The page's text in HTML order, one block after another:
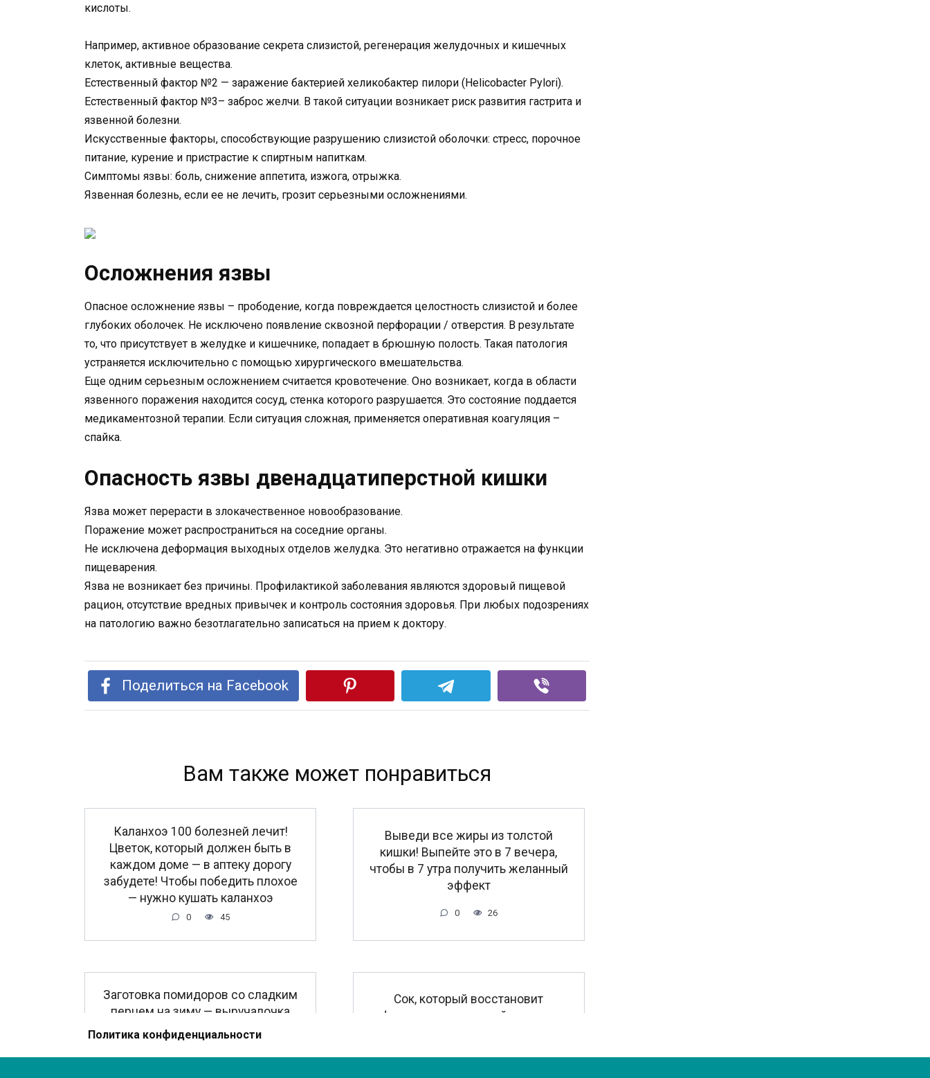
кислоты.
Например, активное образование секрета слизистой, регенерация желудочных и кишечных
клеток, активные вещества.
Естественный фактор №2 — заражение бактерией хеликобактер пилори (Helicobacter Pylori).
Естественный фактор №3– заброс желчи. В такой ситуации возникает риск развития гастрита и
язвенной болезни.
Искусственные факторы, способствующие разрушению слизистой оболочки: стресс, порочное
питание, курение и пристрастие к спиртным напиткам.
Симптомы язвы: боль, снижение аппетита, изжога, отрыжка.
Язвенная болезнь, если ее не лечить, грозит серьезными осложнениями.
Осложнения язвы
Опасное осложнение язвы – прободение, когда повреждается целостность слизистой и более
глубоких оболочек. Не исключено появление сквозной перфорации / отверстия. В результате
то, что присутствует в желудке и кишечнике, попадает в брюшную полость. Такая патология
устраняется исключительно с помощью хирургического вмешательства.
Еще одним серьезным осложнением считается кровотечение. Оно возникает, когда в области
язвенного поражения находится сосуд, стенка которого разрушается. Это состояние поддается
медикаментозной терапии. Если ситуация сложная, применяется оперативная коагуляция –
спайка.
Опасность язвы двенадцатиперстной кишки
Язва может перерасти в злокачественное новообразование.
Поражение может распространиться на соседние органы.
Не исключена деформация выходных отделов желудка. Это негативно отражается на функции
пищеварения.
Язва не возникает без причины. Профилактикой заболевания являются здоровый пищевой
рацион, отсутствие вредных привычек и контроль состояния здоровья. При любых подозрениях
на патологию важно безотлагательно записаться на прием к доктору.
Поделиться на Facebook
Вам также может понравиться
Каланхоэ 100 болезней лечит!
Цветок, который должен быть в
каждом доме — в аптеку дорогу
забудете! Чтобы победить плохое
— нужно кушать каланхоэ
0 45
Выведи все жиры из толстой
кишки! Выпейте это в 7 вечера,
чтобы в 7 утра получить желанный
эффект
0 26
Заготовка помидоров со сладким
перцем на зиму — выручалочка
зимой! Сытная и вкусная закуска!
Сок, который восстановит
функцию щитовидной железы
Политика конфиденциальности